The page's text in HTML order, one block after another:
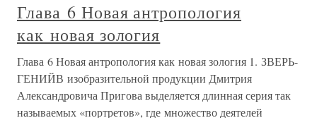
Глава 6 Новая антропология
как новая зология
Глава 6 Новая антропология как новая зология 1. ЗВЕРЬ-
ГЕНИЙВ изобразительной продукции Дмитрия
Александровича Пригова выделяется длинная серия так
называемых «портретов», где множество деятелей